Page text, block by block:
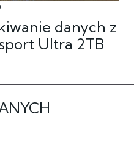
danych z
Ultra 2TB